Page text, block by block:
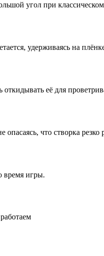
угол при
удерживаясь на
откидывать её для
что створка резко
время игры.